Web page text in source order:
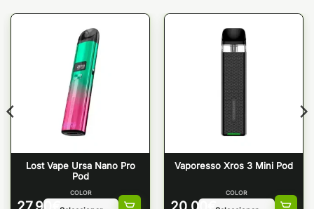
Lost Vape Ursa Nano Pro
Pod
COLOR
Vaporesso Xros 3 Mini Pod
COLOR